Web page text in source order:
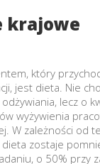
krajowe
który
jest dieta. Nie
lecz o
wyżywienia
W zależności od
zostaje
o 50% przy